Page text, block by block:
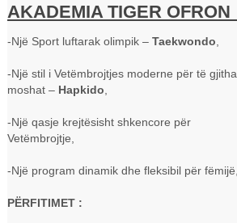
AKADEMIA TIGER OFRON
-Një Sport luftarak olimpik – Taekwondo
-Një stil i Vetëmbrojtjes moderne për të gjitha
moshat – Hapkido
-Një qasje krejtësisht shkencore për
Vetëmbrojtje,
-Një program dinamik dhe fleksibil për fëmijë,
PËRFITIMET :